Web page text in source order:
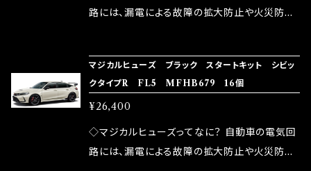
ドリング安定化（静粛性UP） ・ターボ車のターボ
など、これらの効果は、タウンユースだけでなく、
モータースポーツシーンでの実証実験の上、 製
品化を果たしております。
中に漏電してしまう。 3.金属プレートが接触する
ズが、マジカルヒューズになります。 ◇マジカル
ヒューズの効果 マジカルヒューズは放電防止効
果・接触抵抗低減効果により、このような効果を
発揮します。 ・アクセルレスポンスの向上 ・アイ
ドリング安定化（静粛性UP） ・ターボ車のターボ
路には、漏電による故障の拡大防止や火災防止
路として、各回路への電力供給を行っています。
しかし、ヒューズには拭い去れない欠点があり
ます。 1.溶接回路であるため、配線と比較し抵抗
が大きい。 2.金属部分が露出している為、空気
中に漏電してしまう。 3.金属プレートが接触する
マジカルヒューズ ブラック スタートキット シビッ
クタイプR FL5 MFHB679 16個
¥26,400
◇マジカルヒューズってなに？ 自動車の電気回
路には、漏電による故障の拡大防止や火災防止